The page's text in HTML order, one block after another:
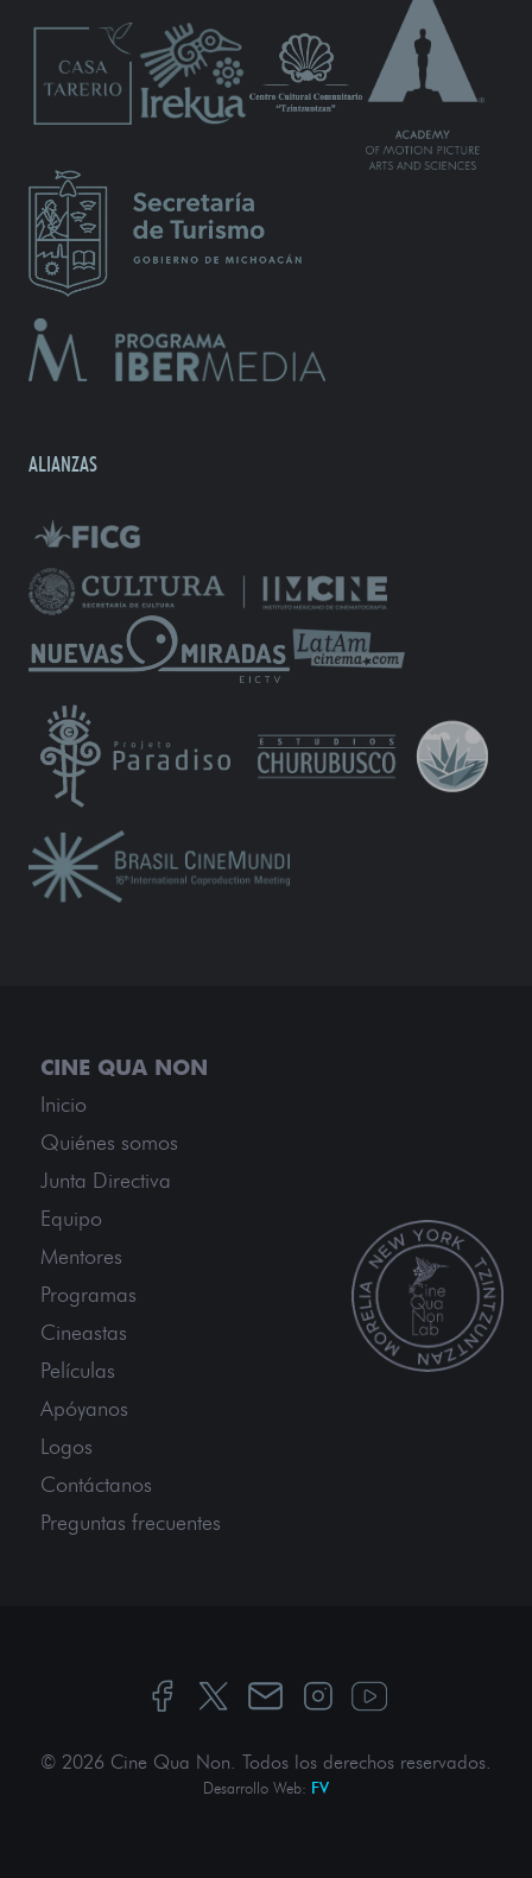
ALIANZAS
Inicio
Quiénes somos
Junta Directiva
Equipo
Mentores
Programas
Cineastas
Películas
Apóyanos
Logos
Contáctanos
Preguntas frecuentes
© 2026 Cine Qua Non. Todos los derechos reservados
Desarrollo Web: FV